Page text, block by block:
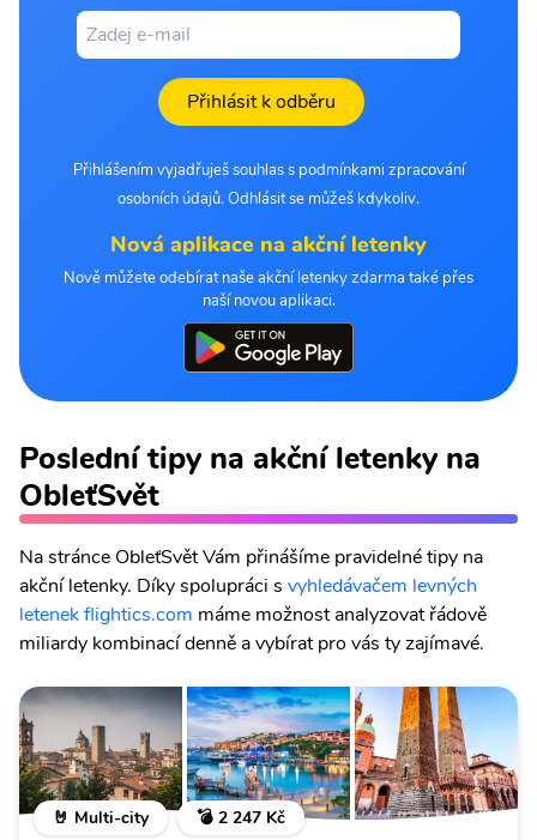
Přihlásit k odběru
Přihlášením vyjadřuješ souhlas s podmínkami zpracování
osobních údajů. Odhlásit se můžeš kdykoliv.
Nová aplikace na akční letenky
Nově můžete odebírat naše akční letenky zdarma také přes
naší novou aplikaci.
Poslední tipy na akční letenky na
ObleťSvět
Na stránce ObleťSvět Vám přinášíme pravidelné tipy na
akční letenky. Díky spolupráci s vyhledávačem levných
letenek flightics.com máme možnost analyzovat řádově
miliardy kombinací denně a vybírat pro vás ty zajímavé.
🤘 Multi-city 💣 2 247 Kč